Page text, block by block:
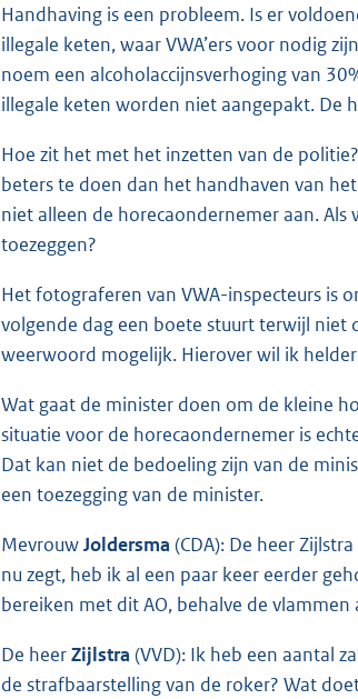
Handhaving is een probleem. Is er
illegale keten, waar VWA’ers voor nodig
noem een alcoholaccijnsverhoging van
illegale keten worden niet aangepakt. De
Hoe zit het met het inzetten van de
beters te doen dan het handhaven van
niet alleen de horecaondernemer aan.
toezeggen?
Het fotograferen van VWA-inspecteurs is
volgende dag een boete stuurt terwijl niet
weerwoord mogelijk. Hierover wil ik
Wat gaat de minister doen om de kleine
situatie voor de horecaondernemer is
Dat kan niet de bedoeling zijn van de
een toezegging van de minister.
MevrouwJoldersma (CDA): De heer
nu zegt, heb ik al een paar keer eerder
bereiken met dit AO, behalve de vlammen
De heerZijlstra (VVD): Ik heb een aantal
de strafbaarstelling van de roker? Wat